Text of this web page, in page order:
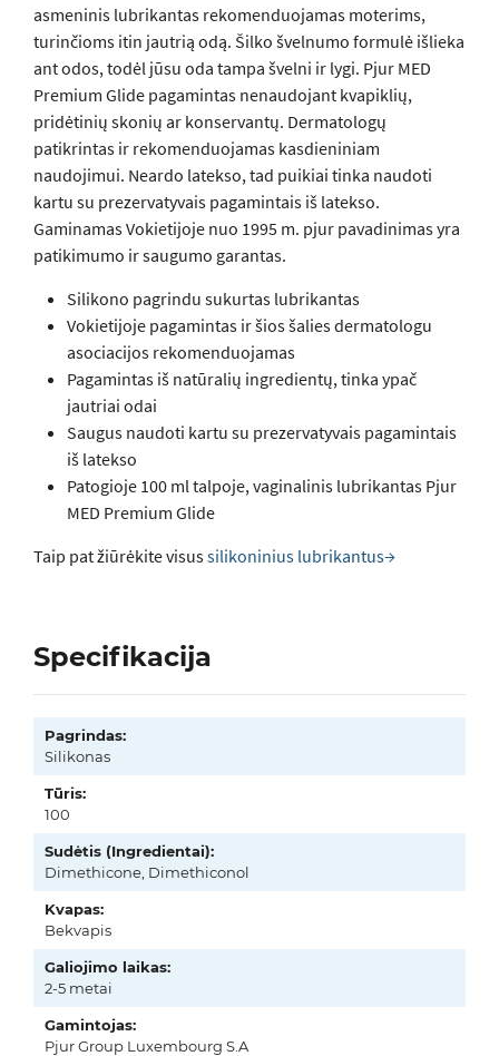
asmeninis lubrikantas rekomenduojamas moterims,
turinčioms itin jautrią odą. Šilko švelnumo formulė išlieka
ant odos, todėl jūsu oda tampa švelni ir lygi. Pjur MED
Premium Glide pagamintas nenaudojant kvapiklių,
pridėtinių skonių ar konservantų. Dermatologų
patikrintas ir rekomenduojamas kasdieniniam
naudojimui. Neardo latekso, tad puikiai tinka naudoti
kartu su prezervatyvais pagamintais iš latekso.
Gaminamas Vokietijoje nuo ​​1995 m. pjur pavadinimas yra
patikimumo ir saugumo garantas.
Silikono pagrindu sukurtas lubrikantas
Vokietijoje pagamintas ir šios šalies dermatologu
asociacijos rekomenduojamas
Pagamintas iš natūralių ingredientų, tinka ypač
jautriai odai
Saugus naudoti kartu su prezervatyvais pagamintais
iš latekso
Patogioje 100 ml talpoje, vaginalinis lubrikantas Pjur
MED Premium Glide
Taip pat žiūrėkite visussilikoninius lubrikantus→
Specifikacija
Pagrindas:
Silikonas
Tūris:
100
Sudėtis (Ingredientai):
Dimethicone, Dimethiconol
Kvapas:
Bekvapis
Galiojimo laikas:
2-5 metai
Gamintojas:
Pjur Group Luxembourg S.A